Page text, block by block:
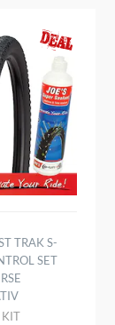
TRAK S-
SET
KIT